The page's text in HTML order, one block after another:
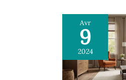
Avr
9
2024